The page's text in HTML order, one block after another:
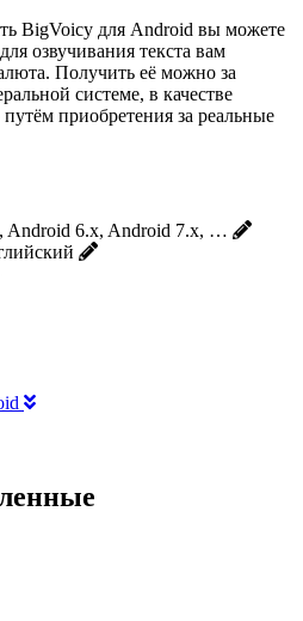
BigVoicy для Android вы можете
озвучивания текста вам
Получить её можно за
системе, в качестве
приобретения за реальные
Android 6.x, Android 7.x, …